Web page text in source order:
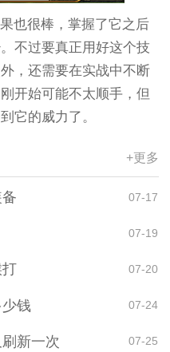
也很棒，掌握了它之后
不过要真正用好这个技
，还需要在实战中不断
开始可能不太顺手，但
它的威力了。
+更多
07-17
07-19
07-20
钱 07-24
新一次 07-25